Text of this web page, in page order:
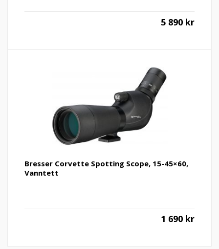
5 890 kr
Bresser Corvette Spotting Scope, 15-45×60,
Vanntett
1 690 kr